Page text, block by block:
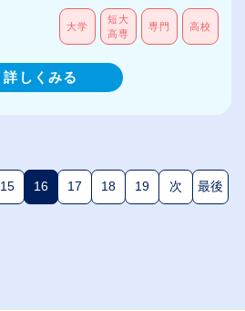
大学
短大
高専
専門 高校
詳しくみる
15 16(現在のページ)
17 18 19 次 最後